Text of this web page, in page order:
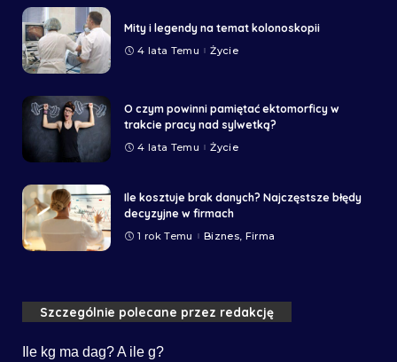
Mity i legendy na temat kolonoskopii
4 lata Temu Życie
O czym powinni pamiętać ektomorficy w
trakcie pracy nad sylwetką?
4 lata Temu Życie
Ile kosztuje brak danych? Najczęstsze błędy
decyzyjne w firmach
1 rok Temu Biznes, Firma
Szczególnie polecane przez redakcję
Ile kg ma dag? A ile g?